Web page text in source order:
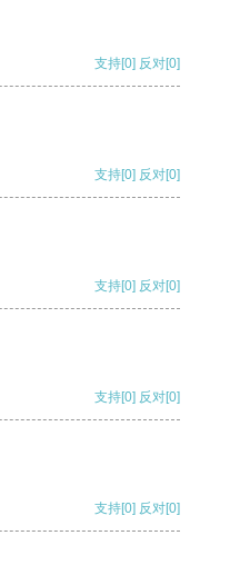
支持[0] 反对[0]
支持[0] 反对[0]
支持[0] 反对[0]
支持[0] 反对[0]
支持[0] 反对[0]